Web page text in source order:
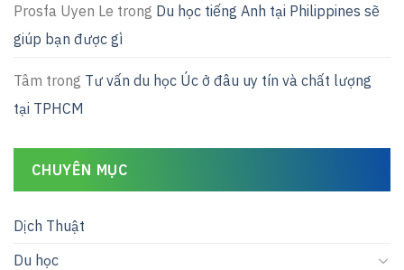
Prosfa Uyen Le trong Du học tiếng Anh tại Philippines sẽ
giúp bạn được gì
Tâm trong Tư vấn du học Úc ở đâu uy tín và chất lượng
tại TPHCM
CHUYÊN MỤC
Dịch Thuật
Du học